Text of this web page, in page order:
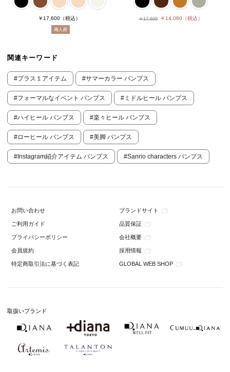
￥17,600 （税込） ￥17,600 ￥14,080（税込）
関連キーワード
#プラス１アイテム #サマーカラー パンプス
#フォーマルなイベント パンプス #ミドルヒール パンプス
#ハイヒール パンプス #楽々ヒール パンプス
#ローヒール パンプス #美脚 パンプス
#Instagram紹介アイテム パンプス #Sanrio characters パンプス
お問い合わせ ブランドサイト
ご利用ガイド 品質保証
プライバシーポリシー 会社概要
会員規約 採用情報
特定商取引法に基づく表記 GLOBAL WEB SHOP
取扱いブランド